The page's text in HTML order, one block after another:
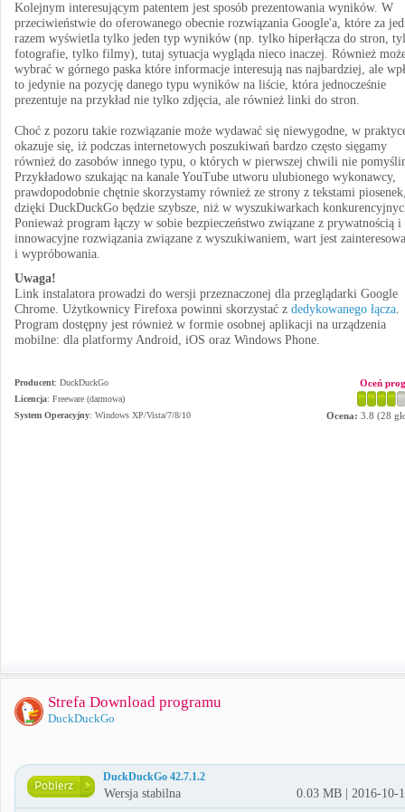
Kolejnym interesującym patentem jest sposób prezentowania wyników. W
przeciwieństwie do oferowanego obecnie rozwiązania Google'a, które za
razem wyświetla tylko jeden typ wyników (np. tylko hiperłącza do stron,
fotografie, tylko filmy), tutaj sytuacja wygląda nieco inaczej. Również
wybrać w górnego paska które informacje interesują nas najbardziej, ale
to jedynie na pozycję danego typu wyników na liście, która jednocześnie
prezentuje na przykład nie tylko zdjęcia, ale również linki do stron.
Choć z pozoru takie rozwiązanie może wydawać się niewygodne, w
okazuje się, iż podczas internetowych poszukiwań bardzo często sięgamy
również do zasobów innego typu, o których w pierwszej chwili nie
Przykładowo szukając na kanale YouTube utworu ulubionego wykonawcy,
prawdopodobnie chętnie skorzystamy również ze strony z tekstami
dzięki DuckDuckGo będzie szybsze, niż w wyszukiwarkach
Ponieważ program łączy w sobie bezpieczeństwo związane z prywatnością i
innowacyjne rozwiązania związane z wyszukiwaniem, wart jest
i wypróbowania.
Uwaga!
Link instalatora prowadzi do wersji przeznaczonej dla przeglądarki Google
Chrome. Użytkownicy Firefoxa powinni skorzystać z dedykowanego łącza.
Program dostępny jest również w formie osobnej aplikacji na urządzenia
mobilne: dla platformy Android, iOS oraz Windows Phone.
Producent: DuckDuckGo
Licencja: Freeware (darmowa)
System Operacyjny: Windows XP/Vista/7/8/10
Oceń
Ocena: 3.8 (28
Strefa Download programu
DuckDuckGo
DuckDuckGo 42.7.1.2
Wersja stabilna 0.03 MB | 2016-10-